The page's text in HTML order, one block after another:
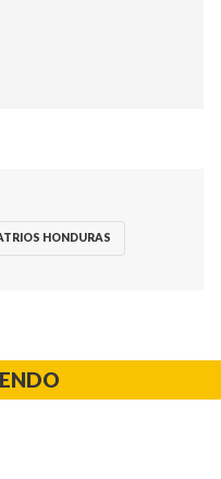
HONDURAS